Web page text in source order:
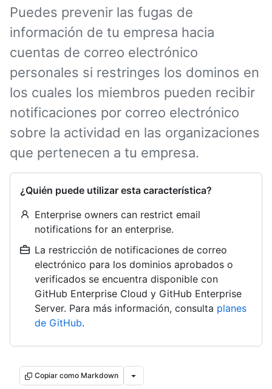
Puedes prevenir las fugas de
información de tu empresa hacia
cuentas de correo electrónico
personales si restringes los dominos en
los cuales los miembros pueden recibir
notificaciones por correo electrónico
sobre la actividad en las organizaciones
que pertenecen a tu empresa.
¿Quién puede utilizar esta característica?
Enterprise owners can restrict email
notifications for an enterprise.
La restricción de notificaciones de correo
electrónico para los dominios aprobados o
verificados se encuentra disponible con
GitHub Enterprise Cloud y GitHub Enterprise
Server. Para más información, consulta planes
de GitHub.
Copiar como Markdown